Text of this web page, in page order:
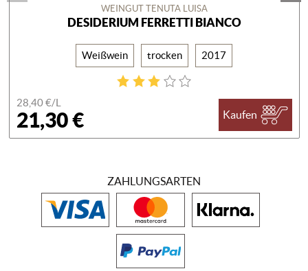
WEINGUT TENUTA LUISA
DESIDERIUM FERRETTI BIANCO
Weißwein trocken 2017
28,40 €/L
21,30 € Kaufen
ZAHLUNGSARTEN